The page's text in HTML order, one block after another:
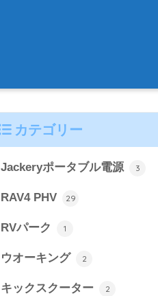
カテゴリー
Jackeryポータブル電源 3
RAV4 PHV 29
RVパーク 1
ウオーキング 2
キックスクーター 2